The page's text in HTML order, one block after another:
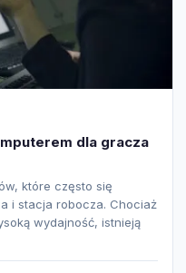
dla gracza
które często się
i stacja robocza. Chociaż
wydajność, istnieją